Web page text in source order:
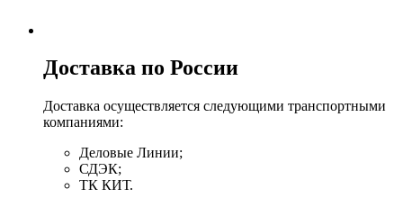
Доставка по России
Доставка осуществляется следующими транспортными
компаниями:
Деловые Линии;
СДЭК;
ТК КИТ.